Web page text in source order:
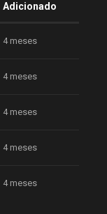
Adicionado
4 meses
4 meses
4 meses
4 meses
4 meses